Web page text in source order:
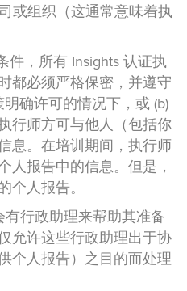
或组织（这通常意味着执
件，所有 Insights 认证执
都必须严格保密，并遵守
确许可的情况下，或 (b)
行师方可与他人（包括你
息。在培训期间，执行师
人报告中的信息。但是，
个人报告。
行政助理来帮助其准备
允许这些行政助理出于协
个人报告）之目的而处理